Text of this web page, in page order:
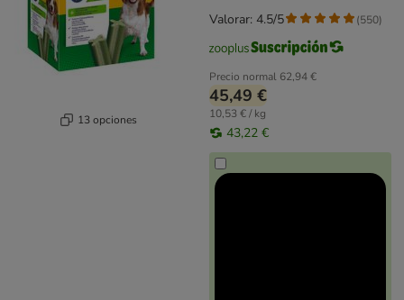
13 opciones
Precio normal 62,94 €
45,49 €
10,53 € / kg
43,22 €
Valorar: 4.5/5 (550)